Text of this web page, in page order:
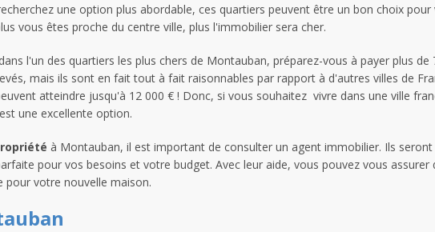
une option plus abordable, ces quartiers peuvent être un bon choix pour
vous êtes proche du centre ville, plus l'immobilier sera cher.
l'un des quartiers les plus chers de Montauban, préparez-vous à payer plus de
mais ils sont en fait tout à fait raisonnables par rapport à d'autres villes de
atteindre jusqu'à 12 000 € ! Donc, si vous souhaitez vivre dans une ville
une excellente option.
à Montauban, il est important de consulter un agent immobilier. Ils
pour vos besoins et votre budget. Avec leur aide, vous pouvez vous assurer
pour votre nouvelle maison.